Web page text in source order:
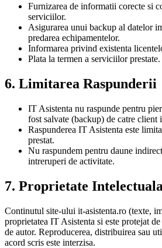
Furnizarea de informatii corecte si
serviciilor.
Asigurarea unui backup al datelor
predarea echipamentelor.
Informarea privind existenta
Plata la termen a serviciilor prestate.
6. Limitarea Raspunderii
IT Asistenta nu raspunde pentru
fost salvate (backup) de catre client
Raspunderea IT Asistenta este
prestat.
Nu raspundem pentru daune
intreruperi de activitate.
7. Proprietate Intelectuala
Continutul site-ului it-asistenta.ro (texte,
proprietatea IT Asistenta si este protejat
de autor. Reproducerea, distribuirea sau
acord scris este interzisa.